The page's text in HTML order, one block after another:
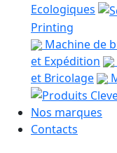
Ecologiques
Printing
Machine de
et Expédition
et Bricolage
Nos marques
Contacts